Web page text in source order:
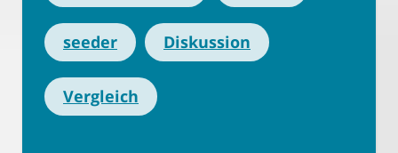
seeder Diskussion
Vergleich